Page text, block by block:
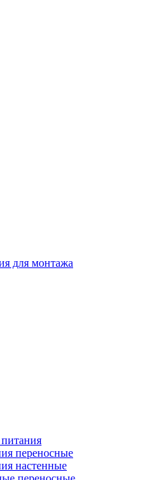
для монтажа
питания
переносные
настенные